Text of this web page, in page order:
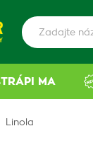
TRÁPI MA
Linola